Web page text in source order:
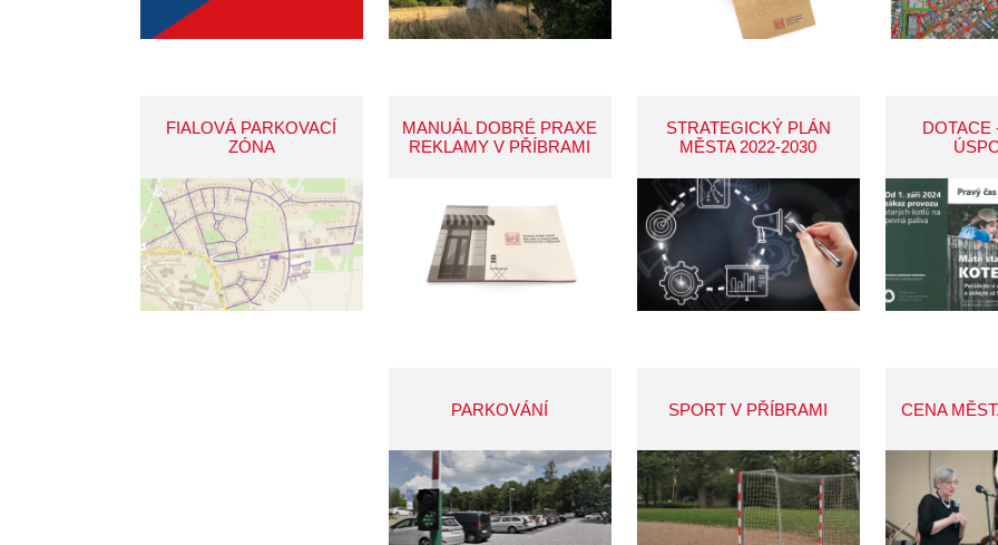
FIALOVÁ PARKOVACÍ
ZÓNA
MANUÁL DOBRÉ PRAXE
REKLAMY V PŘÍBRAMI
STRATEGICKÝ PLÁN
MĚSTA 2022-2030
DOTACE
PARKOVÁNÍ SPORT V PŘÍBRAMI CENA